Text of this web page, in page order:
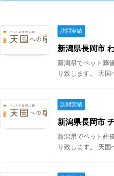
訪問実績
新潟県長岡市
新潟県でペット葬
り致します。 天
訪問実績
新潟県長岡市
新潟県でペット葬
り致します。 天